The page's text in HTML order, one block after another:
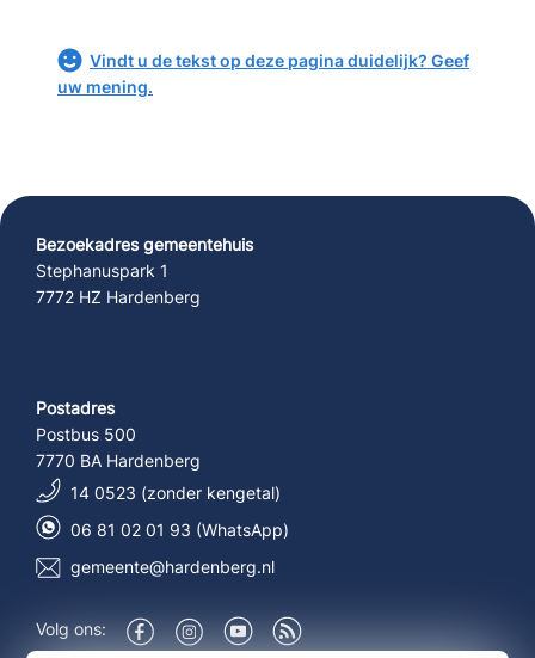
Vindt u de tekst op deze pagina duidelijk? Geef
uw mening.
Bezoekadres gemeentehuis
Stephanuspark 1
7772 HZ Hardenberg
Postadres
Postbus 500
7770 BA Hardenberg
14 0523 (zonder kengetal)
06 81 02 01 93 (WhatsApp)
gemeente@hardenberg.nl
Volg ons: